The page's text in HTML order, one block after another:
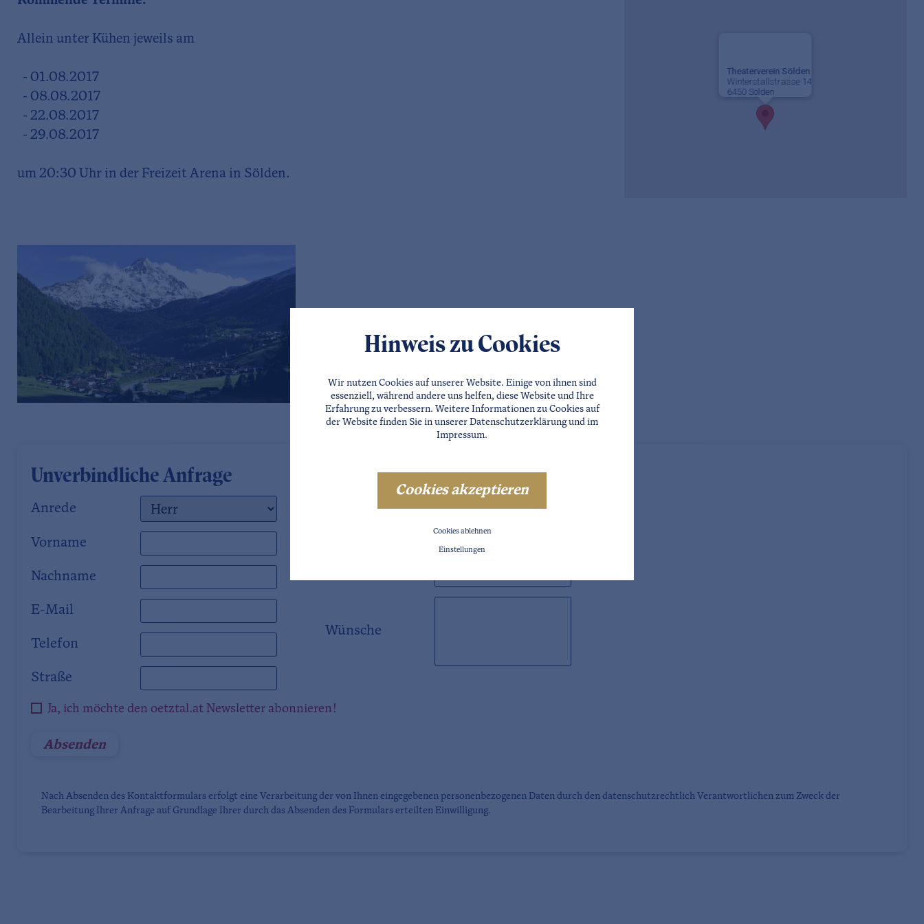
Allein unter Kühen jeweils am
- 01.08.2017
- 08.08.2017
- 22.08.2017
- 29.08.2017
um 20:30 Uhr in der Freizeit Arena in Sölden.
Theaterverein Sölden
Winterstallstrasse 14
6450 Sölden
Unverbindliche Anfrage
Anrede
Vorname
Nachname
E-Mail
Telefon
Straße
Wünsche
Ja, ich möchte den oetztal.at Newsletter abonnieren!
Nach Absenden des Kontaktformulars erfolgt eine Verarbeitung der von Ihnen eingegebenen personenbezogenen Daten durch den datenschutzrechtlich Verantwortlichen zum Zweck der
Bearbeitung Ihrer Anfrage auf Grundlage Ihrer durch das Absenden des Formulars erteilten Einwilligung.
Hinweis zu Cookies
Wir nutzen Cookies auf unserer Website. Einige von ihnen sind
essenziell, während andere uns helfen, diese Website und Ihre
Erfahrung zu verbessern. Weitere Informationen zu Cookies auf
der Website finden Sie in unserer Datenschutzerklärungund im
Impressum.
Cookies akzeptieren
Cookies ablehnen
Einstellungen